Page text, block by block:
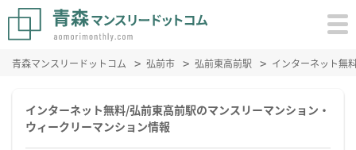
青森マンスリードットコム 弘前市 弘前東高前駅 インターネット無
インターネット無料/弘前東高前駅のマンスリーマンション・
ウィークリーマンション情報